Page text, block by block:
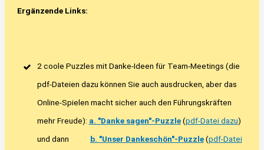
Ergänzende Links:
2 coole Puzzles mit Danke-Ideen für Team-Meetings (die
pdf-Dateien dazu können Sie auch ausdrucken, aber das
Online-Spielen macht sicher auch den Führungskräften
mehr Freude): a. "Danke sagen"-Puzzle(pdf-Datei dazu)
und dann b. "Unser Dankeschön"-Puzzle(pdf-Datei